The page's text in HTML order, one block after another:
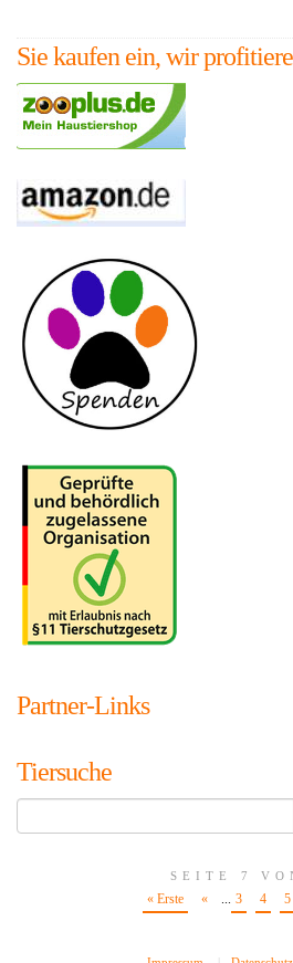
Sie kaufen ein, wir
Partner-Links
Tiersuche
SEITE 7
« Erste « ... 3 4 5